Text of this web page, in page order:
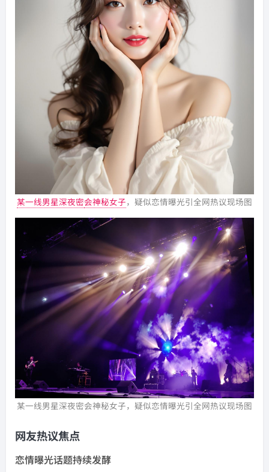
某一线男星深夜密会神秘女子，疑似恋情曝光引全网热议现场图
某一线男星深夜密会神秘女子，疑似恋情曝光引全网热议现场图
网友热议焦点
恋情曝光话题持续发酵